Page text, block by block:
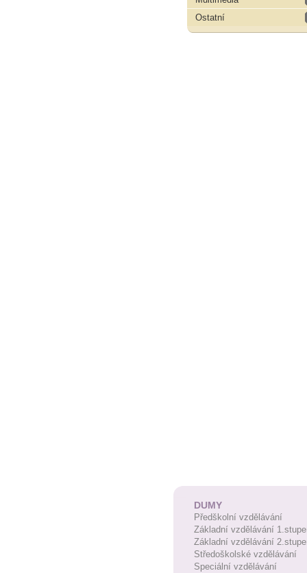
Ostatní
DUMY
Předškolní vzdělávání
Základní vzdělávání
Základní vzdělávání
Středoškolské vzdělávání
Speciální vzdělávání